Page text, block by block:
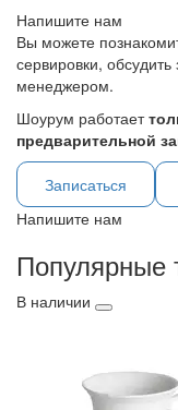
Напишите нам
Вы можете
сервировки,
менеджером.
Шоурум работает
предварительной
Записаться
Напишите нам
Популярные
В наличии